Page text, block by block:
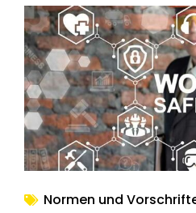
Normen und